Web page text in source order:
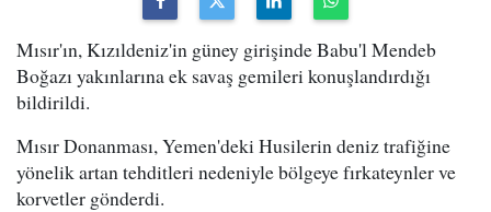
Mısır'ın, Kızıldeniz'in güney girişinde Babu'l Mendeb
Boğazı yakınlarına ek savaş gemileri konuşlandırdığı
bildirildi.
Mısır Donanması, Yemen'deki Husilerin deniz trafiğine
yönelik artan tehditleri nedeniyle bölgeye fırkateynler ve
korvetler gönderdi.